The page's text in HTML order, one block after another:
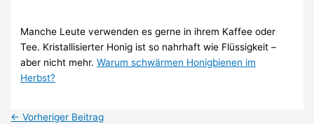
Manche Leute verwenden es gerne in ihrem Kaffee oder
Tee. Kristallisierter Honig ist so nahrhaft wie Flüssigkeit –
aber nicht mehr.Warum schwärmen Honigbienen im
Herbst?
← Vorheriger Beitrag